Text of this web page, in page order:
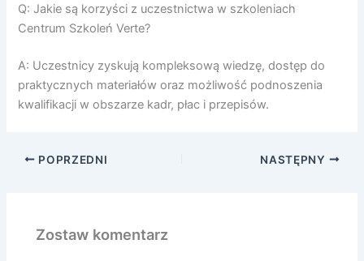
Q: Jakie są korzyści z uczestnictwa w szkoleniach
Centrum Szkoleń Verte?
A: Uczestnicy zyskują kompleksową wiedzę, dostęp do
praktycznych materiałów oraz możliwość podnoszenia
kwalifikacji w obszarze kadr, płac i przepisów.
POPRZEDNI NASTĘPNY
Zostaw komentarz